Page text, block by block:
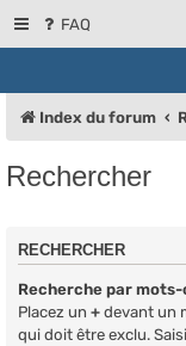
FAQ
Index du forum
Rechercher
RECHERCHER
Recherche par mots-
Placez un + devant un
qui doit être exclu.